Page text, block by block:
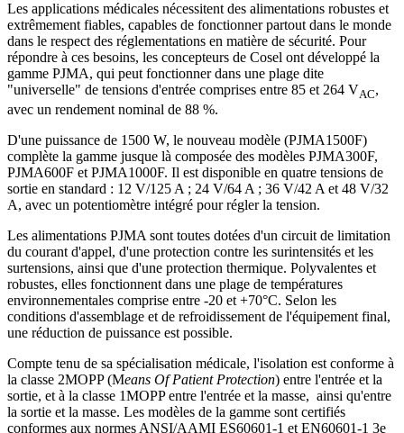
Les applications médicales nécessitent des alimentations robustes et
extrêmement fiables, capables de fonctionner partout dans le monde
dans le respect des réglementations en matière de sécurité. Pour
répondre à ces besoins, les concepteurs de Cosel ont développé la
gamme PJMA, qui peut fonctionner dans une plage dite
"universelle" de tensions d'entrée comprises entre 85 et 264 VAC,
avec un rendement nominal de 88 %.
D'une puissance de 1500 W, le nouveau modèle (PJMA1500F)
complète la gamme jusque là composée des modèles PJMA300F,
PJMA600F et PJMA1000F. Il est disponible en quatre tensions de
sortie en standard : 12 V/125 A ; 24 V/64 A ; 36 V/42 A et 48 V/32
A, avec un potentiomètre intégré pour régler la tension.
Les alimentations PJMA sont toutes dotées d'un circuit de limitation
du courant d'appel, d'une protection contre les surintensités et les
surtensions, ainsi que d'une protection thermique. Polyvalentes et
robustes, elles fonctionnent dans une plage de températures
environnementales comprise entre -20 et +70°C. Selon les
conditions d'assemblage et de refroidissement de l'équipement final,
une réduction de puissance est possible.
Compte tenu de sa spécialisation médicale, l'isolation est conforme à
la classe 2MOPP (Means Of Patient Protection) entre l'entrée et la
sortie, et à la classe 1MOPP entre l'entrée et la masse, ainsi qu'entre
la sortie et la masse. Les modèles de la gamme sont certifiés
conformes aux normes ANSI/AAMI ES60601-1 et EN60601-1 3e